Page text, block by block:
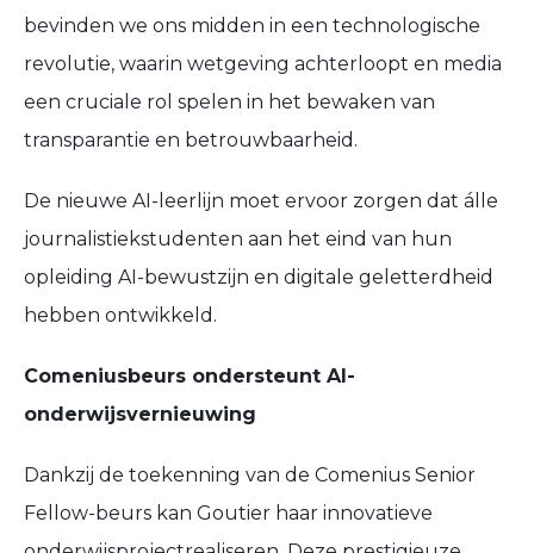
bevinden we ons midden in een technologische
revolutie, waarin wetgeving achterloopt en media
een cruciale rol spelen in het bewaken van
transparantie en betrouwbaarheid .
De nieuwe AI-leerlijn moet ervoor zorgen dat álle
journalistiekstudenten aan het eind van hun
opleiding AI-bewustzijn en digitale geletterdheid
hebben ontwikkeld.
Comeniusbeurs ondersteunt AI-
onderwijsvernieuwing
Dankzij de toekenning van de Comenius Senior
Fellow-beurs kan Goutier haar innovatieve